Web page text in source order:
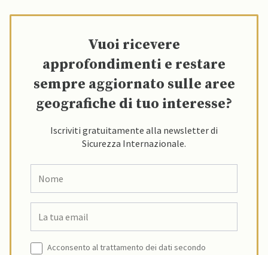
Vuoi ricevere
approfondimenti e restare
sempre aggiornato sulle aree
geografiche di tuo interesse?
Iscriviti gratuitamente alla newsletter di
Sicurezza Internazionale.
Acconsento al trattamento dei dati secondo